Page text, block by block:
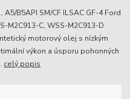
B5API SM/CF ILSAC GF-4 Ford
M2C913-C, WSS-M2C913-D
motorový olej s nízkým
výkon a úsporu pohonných
celý popis